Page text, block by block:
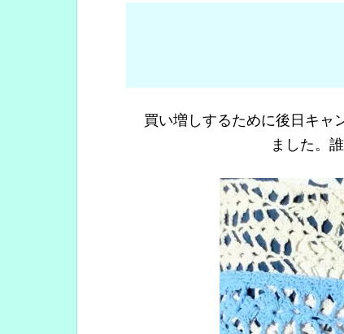
買い増しするために後日キャ
ました。